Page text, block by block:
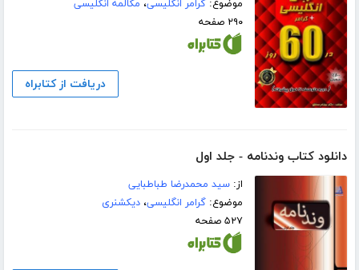
موضوع:گرامر انگلیسی، مکالمه انگلیسی
۲۹۰ صفحه
دریافت از کتابراه
دانلود کتاب وندنامه - جلد اول
از:سید محمدرضا طباطبایی
موضوع:گرامر انگلیسی،دیکشنری
۵۲۷ صفحه